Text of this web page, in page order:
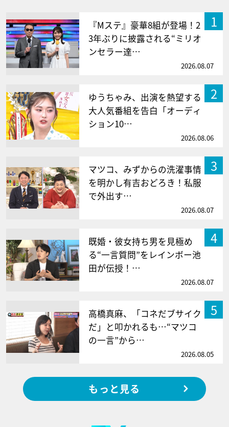
1
『Mステ』豪華8組が登場！2
3年ぶりに披露される“ミリオ
ンセラー達…
2026.08.07
2
ゆうちゃみ、出演を熱望する
大人気番組を告白「オーディ
ション10…
2026.08.06
3
マツコ、みずからの洗濯事情
を明かし有吉おどろき！私服
で外出す…
2026.08.07
4
既婚・彼女持ち男を見極め
る“一言質問”をレインボー池
田が伝授！…
2026.08.07
5
高橋真麻、「コネだブサイク
だ」と叩かれるも…“マツコ
の一言”から…
2026.08.05
もっと見る